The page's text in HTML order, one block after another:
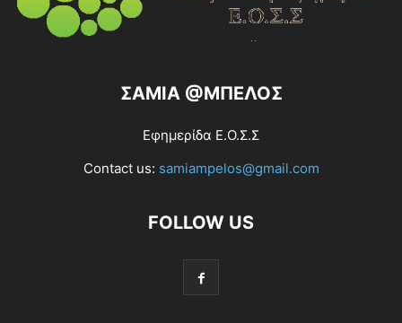
ΣΑΜΙΑ @ΜΠΕΛΟΣ
Εφημερίδα Ε.Ο.Σ.Σ
Contact us: samiampelos@gmail.com
FOLLOW US